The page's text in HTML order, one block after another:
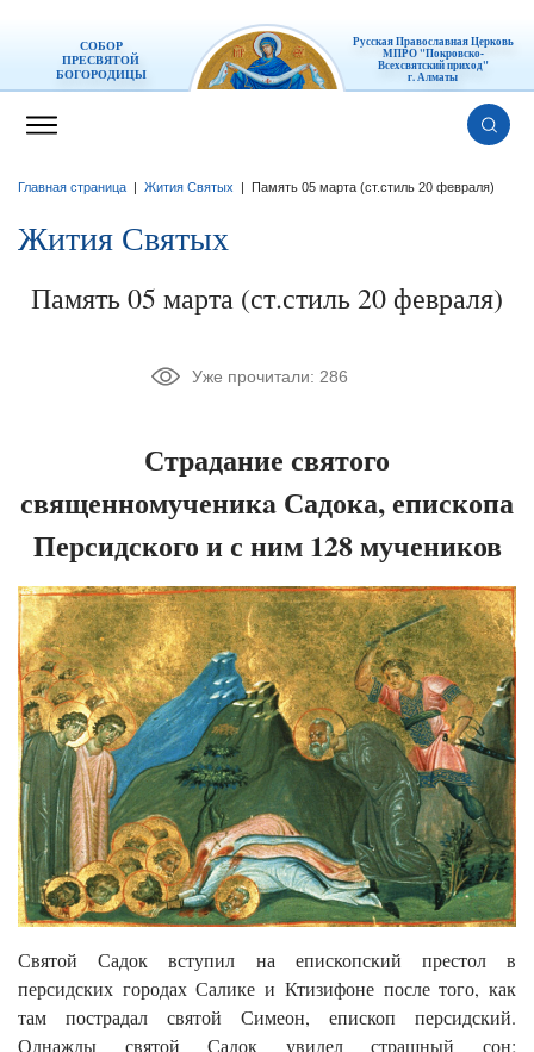
СОБОР
ПРЕСВЯТОЙ
БОГОРОДИЦЫ
Русская Православная Церковь
МПРО "Покровско-
Всехсвятский приход"
г. Алматы
Главная страница Жития Святых Память 05 марта (ст.стиль 20 февраля)
Жития Святых
Память 05 марта (ст.стиль 20 февраля)
Уже прочитали: 286
Страдание святого
священномученикa Садока, епископа
Персидского и с ним 128 мучеников
Святой Садок вступил на епископский престол в
персидских городах Салике и Ктизифоне после того, как
там пострадал святой Симеон, епископ персидский.
Однажды святой Садок увидел страшный сон;